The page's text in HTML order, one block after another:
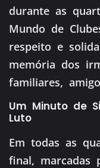
durante as
Mundo de
respeito e
memória dos
familiares,
Um Minuto de
Luto
Em todas as
final, marcadas